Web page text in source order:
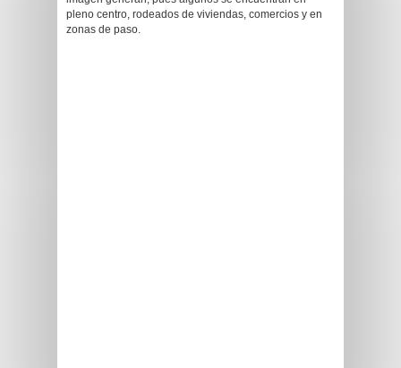
pleno centro, rodeados de viviendas, comercios y en
zonas de paso.